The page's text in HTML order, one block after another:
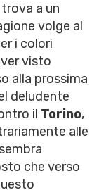
a un
volge al
i colori
visto
alla prossima
deludente
il Torino,
alle
che verso